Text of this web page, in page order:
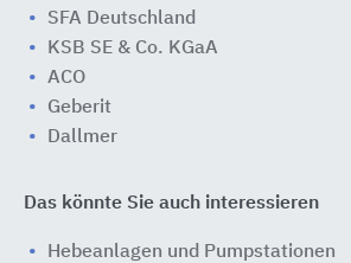
SFA Deutschland
KSB SE & Co. KGaA
ACO
Geberit
Dallmer
Das könnte Sie auch interessieren
Hebeanlagen und Pumpstationen